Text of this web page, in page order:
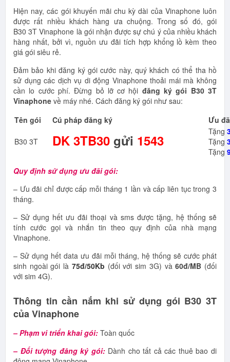
Hiện nay, các gói khuyến mãi chu kỳ dài của Vinaphone luôn
được rất nhiều khách hàng ưa chuộng. Trong số đó, gói
B30 3T Vinaphone là gói nhận được sự chú ý của nhiều khách
hàng nhất, bởi vì, nguồn ưu đãi tích hợp khổng lồ kèm theo
giá gói siêu rẻ.
Đảm bảo khi đăng ký gói cước này, quý khách có thể tha hồ
sử dụng các dịch vụ di động Vinaphone thoải mái mà không
cần lo cước phí. Đừng bỏ lỡ cơ hội đăng ký gói B30 3T
Vinaphone về máy nhé. Cách đăng ký gói như sau:
Tên gói
Cú pháp đăng ký Ưu
B30 3T DK 3TB30 gửi 1543
Tặng
Tặng
Tặng
Quy định sử dụng ưu đãi gói:
– Ưu đãi chỉ được cấp mỗi tháng 1 lần và cấp liên tục trong 3
tháng.
– Sử dụng hết ưu đãi thoại và sms được tặng, hệ thống sẽ
tính cước gọi và nhắn tin theo quy định của nhà mạng
Vinaphone.
– Sử dụng hết data ưu đãi mỗi tháng, hệ thống sẽ cước phát
sinh ngoài gói là 75đ/50Kb (đối với sim 3G) và60đ/MB (đối
với sim 4G).
Thông tin cần nắm khi sử dụng gói B30 3T
của Vinaphone
– Phạm vi triển khai gói: Toàn quốc
– Đối tượng đăng ký gói:Dành cho tất cả các thuê bao di